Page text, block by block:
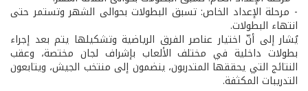
- مرحلة الإعداد الخاص: تسبق البطولات بحوالى الشهر وتستمر حتى
انتهاء البطولات.
يُشار إلى أنّ اختيار عناصر الفرق الرياضية وتشكيلها يتم بعد إجراء
بطولات داخلية في مختلف الألعاب بإشراف لجان مختصة، وعقب
النتائج التي يحققها المتدربون، ينضمون إلى منتخب الجيش، ويتابعون
التدريبات المكثفة.